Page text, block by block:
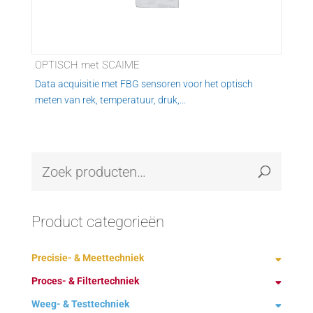
OPTISCH met SCAIME
Data acquisitie met FBG sensoren voor het optisch
meten van rek, temperatuur, druk,...
Product categorieën
Precisie- & Meettechniek
Demagnetiseren
Fabrikanten
Proces- & Filtertechniek
Ontstoffing technologie
Weeg- & Testtechniek